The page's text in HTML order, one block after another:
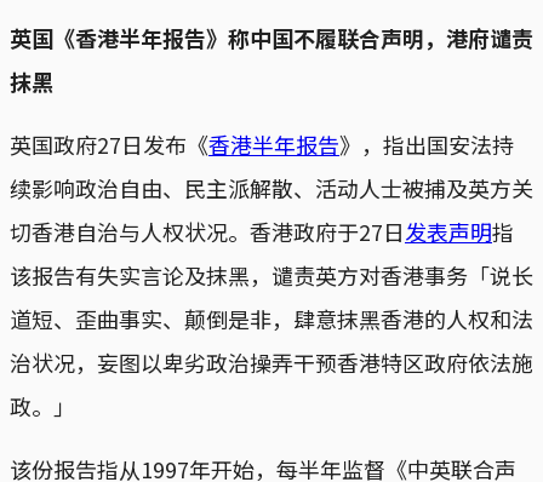
英国《香港半年报告》称中国不履联合声明，港府谴责
抹黑
英国政府27日发布《香港半年报告》，指出国安法持
续影响政治自由、民主派解散、活动人士被捕及英方关
切香港自治与人权状况。香港政府于27日发表声明指
该报告有失实言论及抹黑，谴责英方对香港事务「说长
道短、歪曲事实、颠倒是非，肆意抹黑香港的人权和法
治状况，妄图以卑劣政治操弄干预香港特区政府依法施
政。」
该份报告指从1997年开始，每半年监督《中英联合声